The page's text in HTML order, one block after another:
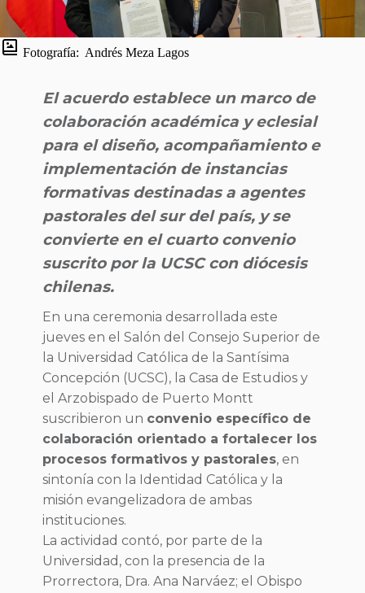
Fotografía: Andrés Meza Lagos
El acuerdo establece un marco de
colaboración académica y eclesial
para el diseño, acompañamiento e
implementación de instancias
formativas destinadas a agentes
pastorales del sur del país, y se
convierte en el cuarto convenio
suscrito por la UCSC con diócesis
chilenas.
En una ceremonia desarrollada este
jueves en el Salón del Consejo Superior de
la Universidad Católica de la Santísima
Concepción (UCSC), la Casa de Estudios y
el Arzobispado de Puerto Montt
suscribieron un convenio específico de
colaboración orientado a fortalecer los
procesos formativos y pastorales, en
sintonía con la Identidad Católica y la
misión evangelizadora de ambas
instituciones.
La actividad contó, por parte de la
Universidad, con la presencia de la
Prorrectora, Dra. Ana Narváez; el Obispo